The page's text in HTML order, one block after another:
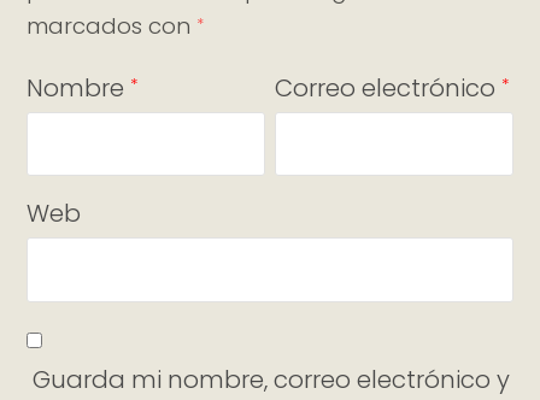
marcados con *
Nombre * Correo electrónico *
Web
Guarda mi nombre, correo electrónico y